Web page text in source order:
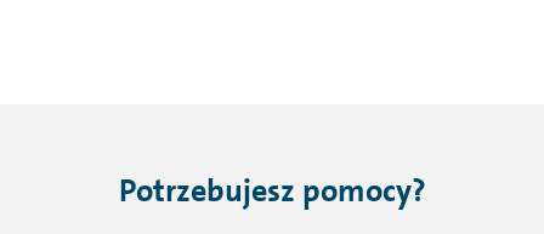
Potrzebujesz pomocy?